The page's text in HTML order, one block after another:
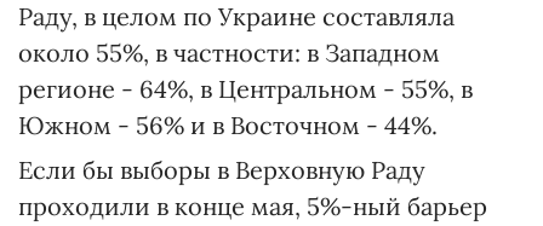
Раду, в целом по Украине составляла
около 55%, в частности: в Западном
регионе - 64%, в Центральном - 55%, в
Южном - 56% и в Восточном - 44%.
Если бы выборы в Верховную Раду
проходили в конце мая, 5%-ный барьер